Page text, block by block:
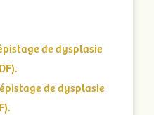
de dysplasie
de dysplasie